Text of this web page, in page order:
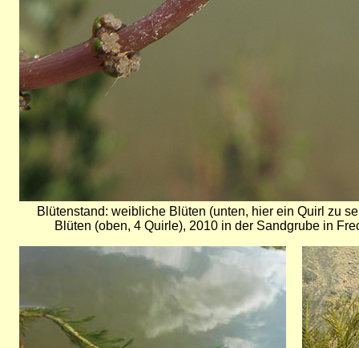
Blütenstand: weibliche Blüten (unten, hier ein Quirl zu
Blüten (oben, 4 Quirle), 2010 in der Sandgrube in
Bild